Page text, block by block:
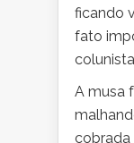
ficando
fato
A musa
cobrada